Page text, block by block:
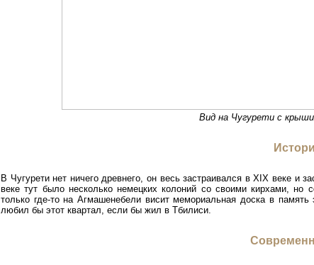
Вид на Чугурети с
В Чугурети нет ничего древнего, он весь застраивался в XIX веке
веке тут было несколько немецких колоний со своими кирхами,
только где-то на Агмашенебели висит мемориальная доска в
любил бы этот квартал, если бы жил в Тбилиси.